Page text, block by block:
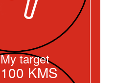
My target
100 KMS